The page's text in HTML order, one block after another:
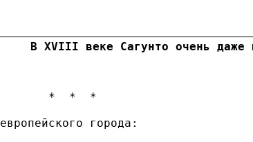
В XVIII веке Сагунто очень даже
*  *  *
города: